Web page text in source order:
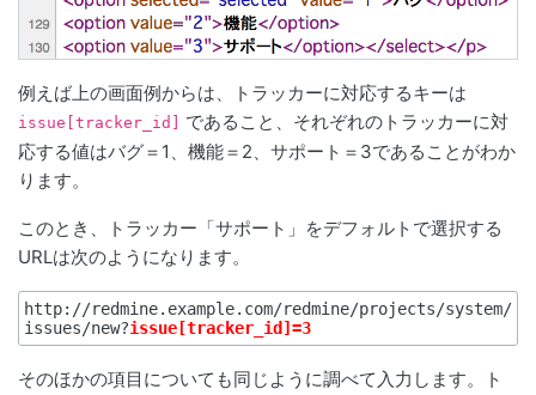
例えば上の画面例からは、トラッカーに対応するキーは
issue[tracker_id]
であること、それぞれのトラッカーに対
応する値はバグ＝1、機能＝2、サポート＝3であることがわか
ります。
このとき、トラッカー「サポート」をデフォルトで選択する
URLは次のようになります。
http://redmine.example.com/redmine/projects/system/
issues/new?issue[tracker_id]=3
そのほかの項目についても同じように調べて入力します。ト